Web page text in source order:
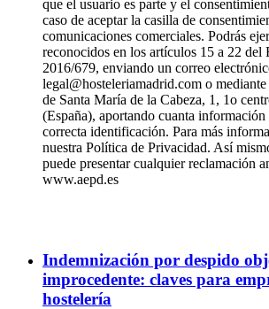
que el usuario es parte y el
caso de aceptar la casilla de
comunicaciones comerciales. Podrás
reconocidos en los artículos 15 a 22 del
2016/679, enviando un correo
legal@hosteleriamadrid.com o
de Santa María de la Cabeza, 1, 1o
(España), aportando cuanta información
correcta identificación. Para más
nuestra Política de Privacidad. Así
puede presentar cualquier reclamación
www.aepd.es
Indemnización por despido
improcedente: claves para
hostelería